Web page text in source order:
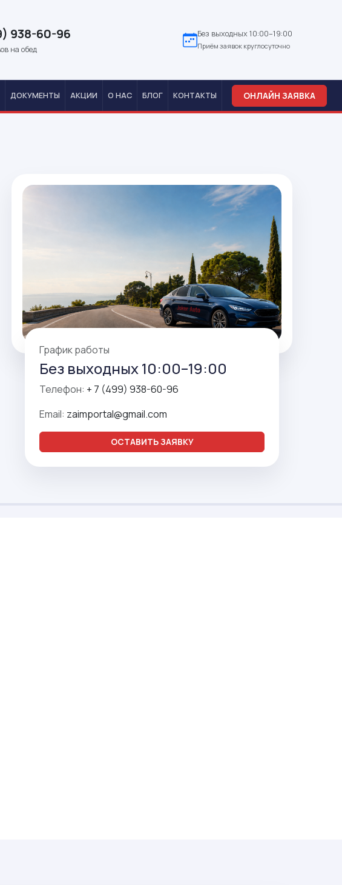
938-60-96
на обед
Без выходных 10:00–19:00
Приём заявок круглосуточно
ДОКУМЕНТЫ АКЦИИ О НАС БЛОГ КОНТАКТЫ ОНЛАЙН ЗАЯВКА
График работы
Без выходных 10:00–19:00
Телефон: + 7 (499) 938-60-96
Email: zaimportal@gmail.com
ОСТАВИТЬ ЗАЯВКУ